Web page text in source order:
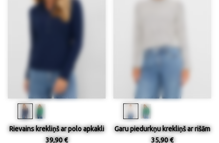
Rievains krekliņš ar polo apkakli
39,90 €
Garu piedurkņu krekliņš ar rišām
35,90 €